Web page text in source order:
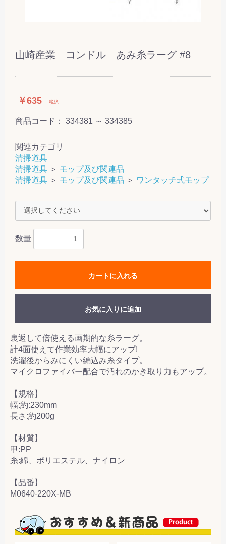
山崎産業 コンドル あみ糸ラーグ #8
￥635 税込
商品コード： 334381 ～ 334385
関連カテゴリ
清掃道具
清掃道具 ＞ モップ及び関連品
清掃道具 ＞ モップ及び関連品 ＞ ワンタッチ式モップ
数量
カートに入れる
お気に入りに追加
裏返して倍使える画期的な糸ラーグ。
計4面使えて作業効率大幅にアップ!
洗濯後からみにくい編込み糸タイプ。
マイクロファイバー配合で汚れのかき取り力もアップ。
【規格】
幅:約:230mm
長さ:約200g
【材質】
甲:PP
糸:綿、ポリエステル、ナイロン
【品番】
M0640-220X-MB